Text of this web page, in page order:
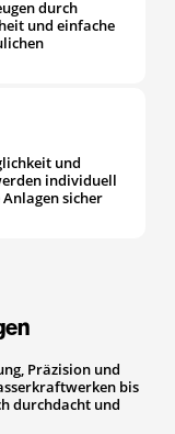
durch
und einfache
und
individuell
sicher
Präzision und
bis
durchdacht und